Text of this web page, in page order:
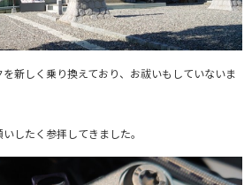
新しく乗り換えており、お祓いもしていないま
したく参拝してきました。